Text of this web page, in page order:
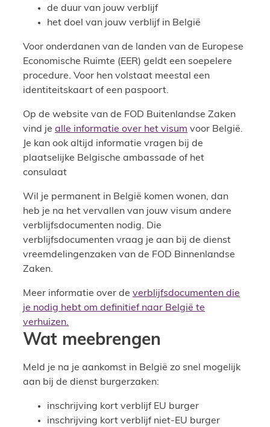
de duur van jouw verblijf
het doel van jouw verblijf in België
Voor onderdanen van de landen van de Europese
Economische Ruimte (EER) geldt een soepelere
procedure. Voor hen volstaat meestal een
identiteitskaart of een paspoort.
Op de website van de FOD Buitenlandse Zaken
vind je alle informatie over het visum voor België.
Je kan ook altijd informatie vragen bij de
plaatselijke Belgische ambassade of het
consulaat
Wil je permanent in België komen wonen, dan
heb je na het vervallen van jouw visum andere
verblijfsdocumenten nodig. Die
verblijfsdocumenten vraag je aan bij de dienst
vreemdelingenzaken van de FOD Binnenlandse
Zaken.
Meer informatie over de verblijfsdocumenten die
je nodig hebt om definitief naar België te
verhuizen.
Wat meebrengen
Meld je na je aankomst in België zo snel mogelijk
aan bij de dienst burgerzaken:
inschrijving kort verblijf EU burger
inschrijving kort verblijf niet-EU burger